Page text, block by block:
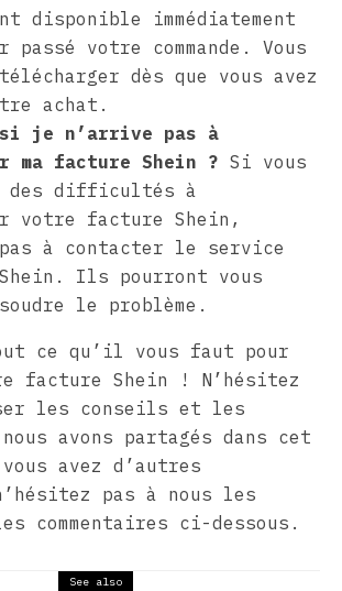
disponible immédiatement
passé votre commande. Vous
dès que vous avez
achat.
je n’arrive pas à
ma facture Shein ? Si vous
des difficultés à
votre facture Shein,
à contacter le service
Ils pourront vous
le problème.
ce qu’il vous faut pour
facture Shein ! N’hésitez
les conseils et les
avons partagés dans cet
avez d’autres
pas à nous les
commentaires ci-dessous.
See also